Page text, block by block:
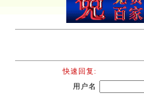
快速回复:
用户名